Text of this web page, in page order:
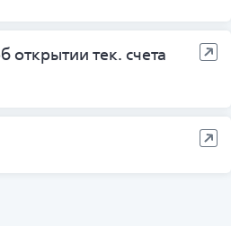
тек. счета